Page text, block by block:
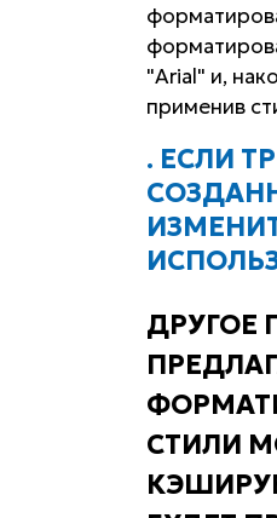
"Arial" и,
применив
. ЕСЛИ
ДРУГОЕ
СТИЛИ